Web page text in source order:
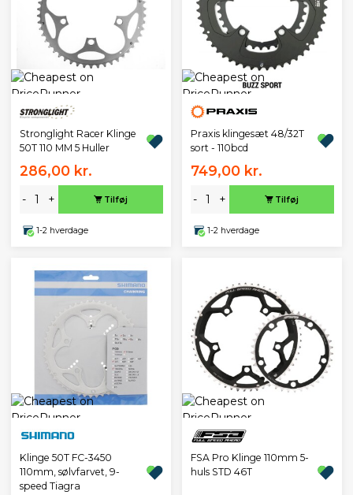
Stronglight Racer Klinge
50T 110 MM 5 Huller
286,00 kr.
- + Tilføj
1-2 hverdage
Praxis klingesæt 48/32T
sort - 110bcd
749,00 kr.
- + Tilføj
1-2 hverdage
Klinge 50T FC-3450
110mm, sølvfarvet, 9-
speed Tiagra
FSA Pro Klinge 110mm 5-
huls STD 46T